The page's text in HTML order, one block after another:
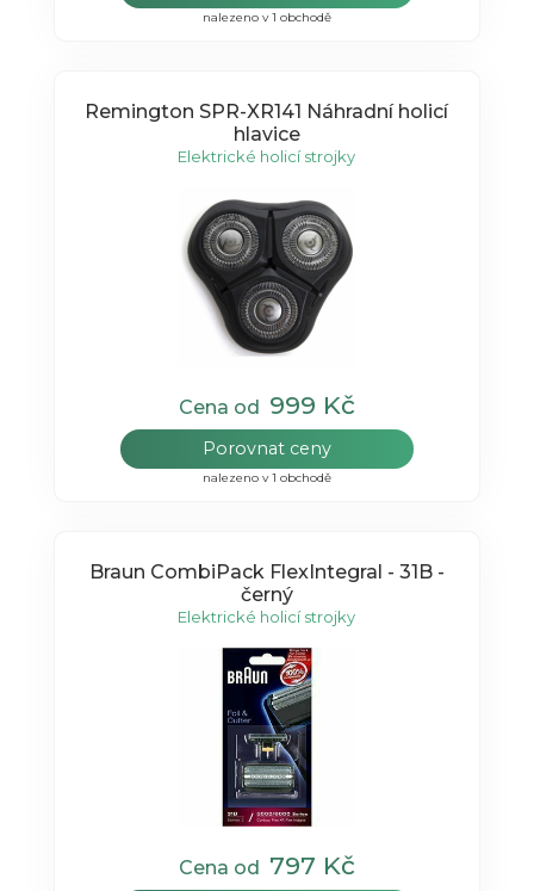
nalezeno v 1 obchodě
Remington SPR-XR141 Náhradní holicí
hlavice
Elektrické holicí strojky
Cena od 999 Kč
Porovnat ceny
nalezeno v 1 obchodě
Braun CombiPack FlexIntegral - 31B -
černý
Elektrické holicí strojky
Cena od 797 Kč